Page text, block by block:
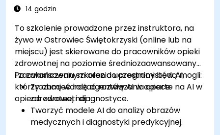
14 godzin
To szkolenie prowadzone przez instruktora, na
żywo w Ostrowiec Świętokrzyski (online lub na
miejscu) jest skierowane do pracowników opieki
zdrowotnej na poziomie średniozaawansowanym
i zaawansowanym oraz do programistów AI,
którzy chcą wdrażać rozwiązania oparte na AI w
opiece zdrowotnej.
Po zakończeniu szkolenia uczestnicy będą mogli:
Zrozumieć rolę agentów AI w opiece
zdrowotnej i diagnostyce.
Tworzyć modele AI do analizy obrazów
medycznych i diagnostyki predykcyjnej.